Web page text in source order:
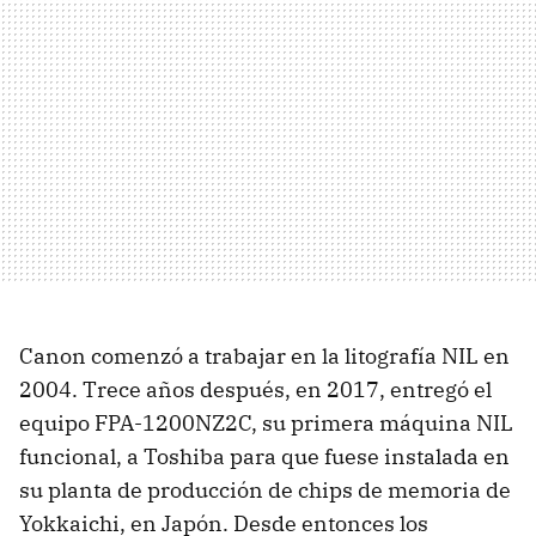
Canon comenzó a trabajar en la litografía NIL en
2004. Trece años después, en 2017, entregó el
equipo FPA-1200NZ2C, su primera máquina NIL
funcional, a Toshiba para que fuese instalada en
su planta de producción de chips de memoria de
Yokkaichi, en Japón. Desde entonces los